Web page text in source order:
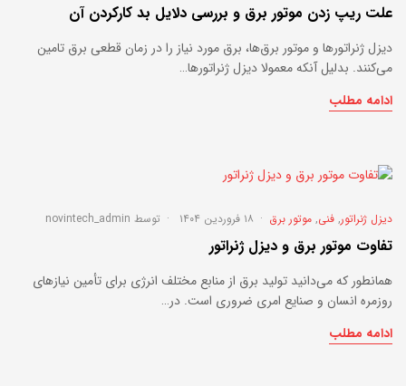
علت ریپ زدن موتور برق و بررسی دلایل بد کارکردن آن
دیزل ژنراتورها و موتور برق‌ها، برق مورد نیاز را در زمان قطعی برق تامین
می‌کنند. بدلیل آنکه معمولا دیزل ژنراتورها…
ادامه مطلب
دیزل ژنراتور, فنی, موتور برق ۱۸ فروردین ۱۴۰۴ توسط novintech_admin
تفاوت موتور برق و دیزل ژنراتور
همانطور که می‌دانید تولید برق از منابع مختلف انرژی برای تأمین نیازهای
روزمره انسان‌ و صنایع امری ضروری است. در…
ادامه مطلب